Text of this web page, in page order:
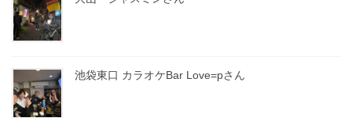
池袋東口 カラオケBar Love=pさん